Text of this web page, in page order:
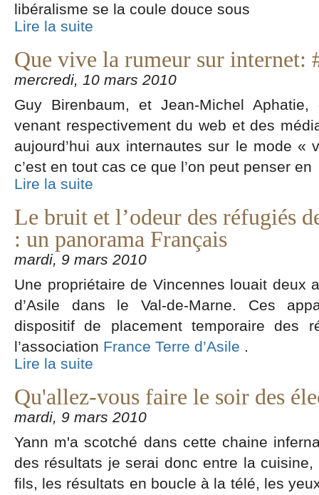
libéralisme se la coule douce sous
Lire la suite
Que vive la rumeur sur internet:
mercredi, 10 mars 2010
Guy Birenbaum, et Jean-Michel
venant respectivement du web et des
aujourd’hui aux internautes sur le mode «
c’est en tout cas ce que l’on peut penser en
Lire la suite
Le bruit et l’odeur des réfugiés
: un panorama Français
mardi, 9 mars 2010
Une propriétaire de Vincennes louait deux
d’Asile dans le Val-de-Marne. Ces
dispositif de placement temporaire des
l’association France Terre d’Asile .
Lire la suite
Qu'allez-vous faire le soir des
mardi, 9 mars 2010
Yann m'a scotché dans cette chaine
des résultats je serai donc entre la
fils, les résultats en boucle à la télé, les